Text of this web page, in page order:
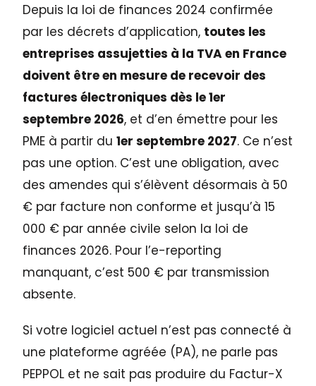
Depuis la loi de finances 2024 confirmée
par les décrets d’application, toutes les
entreprises assujetties à la TVA en France
doivent être en mesure de recevoir des
factures électroniques dès le 1er
septembre 2026, et d’en émettre pour les
PME à partir du1er septembre 2027. Ce n’est
pas une option. C’est une obligation, avec
des amendes qui s’élèvent désormais à 50
€ par facture non conforme et jusqu’à 15
000 € par année civile selon la loi de
finances 2026. Pour l’e-reporting
manquant, c’est 500 € par transmission
absente.
Si votre logiciel actuel n’est pas connecté à
une plateforme agréée (PA), ne parle pas
PEPPOL et ne sait pas produire du Factur-X